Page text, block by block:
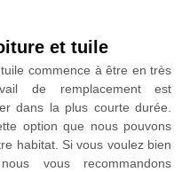
et tuile
commence à être en très
de remplacement est
dans la plus courte durée.
option que nous pouvons
habitat. Si vous voulez bien
vous recommandons